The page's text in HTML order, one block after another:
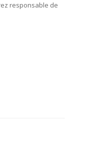
responsable de